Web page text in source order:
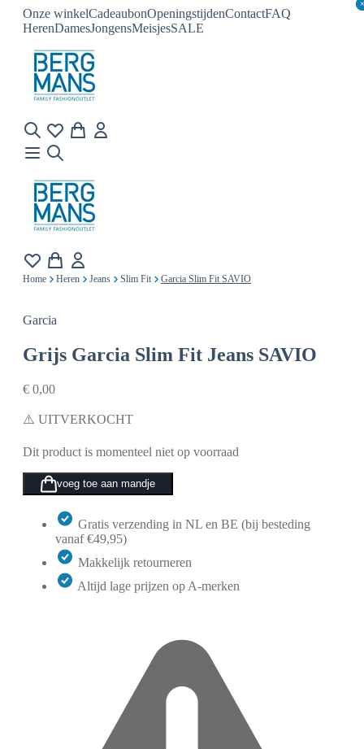
Onze winkelCadeaubonOpeningstijdenContactFAQ
HerenDamesJongensMeisjesSALE
×
×
Home Heren Jeans Slim Fit Garcia Slim Fit SAVIO
Garcia
Grijs Garcia Slim Fit Jeans SAVIO
€ 0,00
⚠️ UITVERKOCHT
Dit product is momenteel niet op voorraad
voeg toe aan mandje
Gratis verzending in NL en BE (bij besteding
vanaf €49,95)
Makkelijk retourneren
Altijd lage prijzen op A-merken